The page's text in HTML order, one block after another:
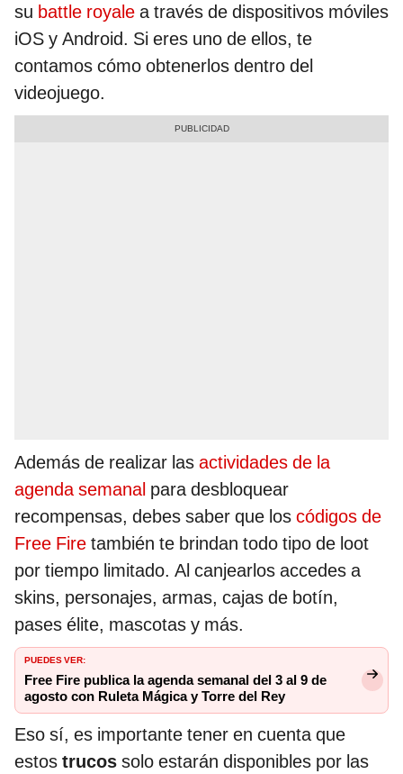
su battle royale a través de dispositivos móviles
iOS y Android. Si eres uno de ellos, te
contamos cómo obtenerlos dentro del
videojuego.
Además de realizar las actividades de la
agenda semanal para desbloquear
recompensas, debes saber que los códigos de
Free Fire también te brindan todo tipo de loot
por tiempo limitado. Al canjearlos accedes a
skins, personajes, armas, cajas de botín,
pases élite, mascotas y más.
PUEDES VER:
Free Fire publica la agenda semanal del 3 al 9 de
agosto con Ruleta Mágica y Torre del Rey
Eso sí, es importante tener en cuenta que
estos trucos solo estarán disponibles por las